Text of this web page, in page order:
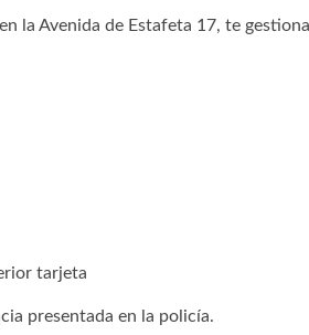
la Avenida de Estafeta 17, te
tarjeta
presentada en la policía.